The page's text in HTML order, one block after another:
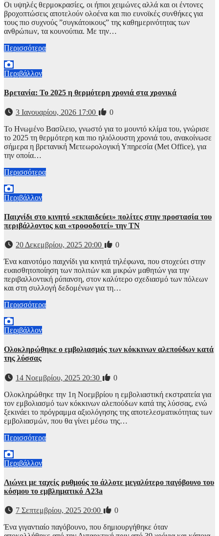
Οι υψηλές θερμοκρασίες, οι ήπιοι χειμώνες αλλά και οι έντονες
βροχοπτώσεις αποτελούν ολοένα και πιο ευνοϊκές συνθήκες για
τους πιο συχνούς ”συγκάτοικους” της καθημερινότητας των
ανθρώπων, τα κουνούπια. Με την…
Περισσότερα
Περιβάλλον
Βρετανία: Το 2025 η θερμότερη χρονιά στα χρονικά
3 Ιανουαρίου, 2026 17:00
0
Το Ηνωμένο Βασίλειο, γνωστό για το μουντό κλίμα του, γνώρισε
το 2025 τη θερμότερη και πιο ηλιόλουστη χρονιά του, ανακοίνωσε
σήμερα η βρετανική Μετεωρολογική Υπηρεσία (Met Office), για
την οποία…
Περισσότερα
Περιβάλλον
Παιχνίδι στο κινητό «εκπαιδεύει» πολίτες στην προστασία του
περιβάλλοντος και «τροφοδοτεί» την ΤΝ
20 Δεκεμβρίου, 2025 20:00
0
Ένα καινοτόμο παιχνίδι για κινητά τηλέφωνα, που στοχεύει στην
ευαισθητοποίηση των πολιτών και μικρών μαθητών για την
περιβαλλοντική ρύπανση, στον καλύτερο σχεδιασμό των πόλεων
και στη συλλογή δεδομένων για τη…
Περισσότερα
Περιβάλλον
Ολοκληρώθηκε ο εμβολιασμός των κόκκινων αλεπούδων κατά
της λύσσας
14 Νοεμβρίου, 2025 20:30
0
Ολοκληρώθηκε την 1η Νοεμβρίου η εμβολιαστική εκστρατεία για
τον εμβολιασμό των κόκκινων αλεπούδων κατά της λύσσας, ενώ
ξεκινάει το πρόγραμμα αξιολόγησης της αποτελεσματικότητας των
εμβολιασμών, που θα γίνει μέσω της…
Περισσότερα
Περιβάλλον
Λιώνει με ταχείς ρυθμούς το άλλοτε μεγαλύτερο παγόβουνο του
κόσμου το εμβληματικό A23a
7 Σεπτεμβρίου, 2025 20:00
0
Ένα γιγαντιαίο παγόβουνο, που δημιουργήθηκε όταν